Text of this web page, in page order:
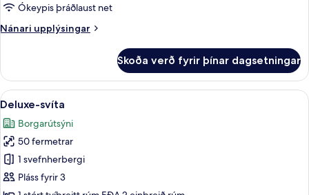
Ókeypis þráðlaust net
Nánari upplýsingar
Nánari
herbergi
fyrir
einn
Skoða verð fyrir þínar dagsetningar
Skoða
allar
myndir
fyrir
Deluxe-
svíta
Deluxe-svíta | Rúmföt af bestu
12
Deluxe-svíta
Borgarútsýni
50 fermetrar
1 svefnherbergi
Pláss fyrir 3